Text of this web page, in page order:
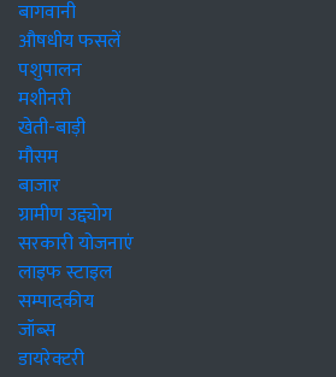
बागवानी
औषधीय फसलें
पशुपालन
मशीनरी
खेती-बाड़ी
मौसम
बाजार
ग्रामीण उद्द्योग
सरकारी योजनाएं
लाइफ स्टाइल
सम्पादकीय
जॉब्स
डायरेक्टरी